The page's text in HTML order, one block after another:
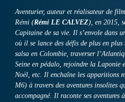
Aventurier, auteur et réalisateur de
Rémi (Rémi LE CALVEZ), en 2015,
Capitaine de sa vie. Il s’envole dans
où il se lance des défis de plus en
salsa en Colombie, traverser
Seine en pédalo, rejoindre la Laponie
Noël, etc. Il enchaîne les apparitions
M6) à travers des aventures insolites
accompagné. Il raconte ses aventures